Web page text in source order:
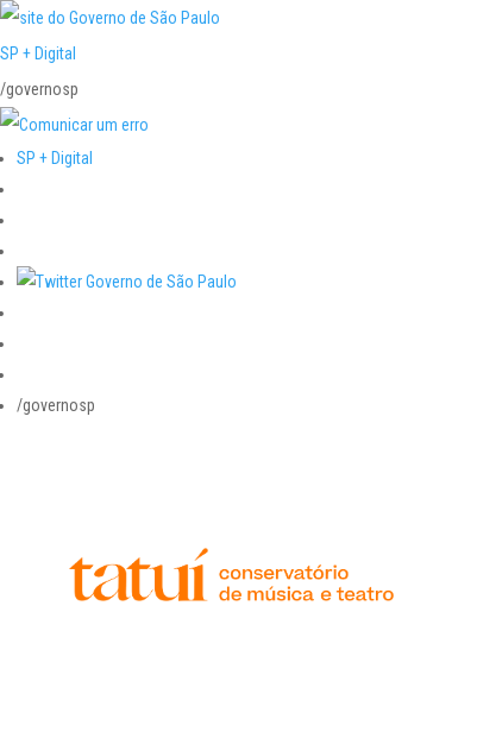
SP + Digital
/governosp
SP + Digital
/governosp